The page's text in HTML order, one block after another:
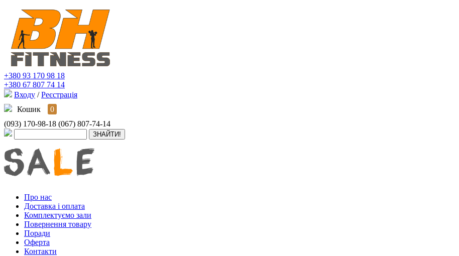
+380 93 170 98 18
+380 67 807 74 14
Входу / Реєстрація
Кошик
0
(093) 170-98-18 (067) 807-74-14
Про нас
Доставка і оплата
Комплектуємо зали
Повернення товару
Поради
Оферта
Контакти